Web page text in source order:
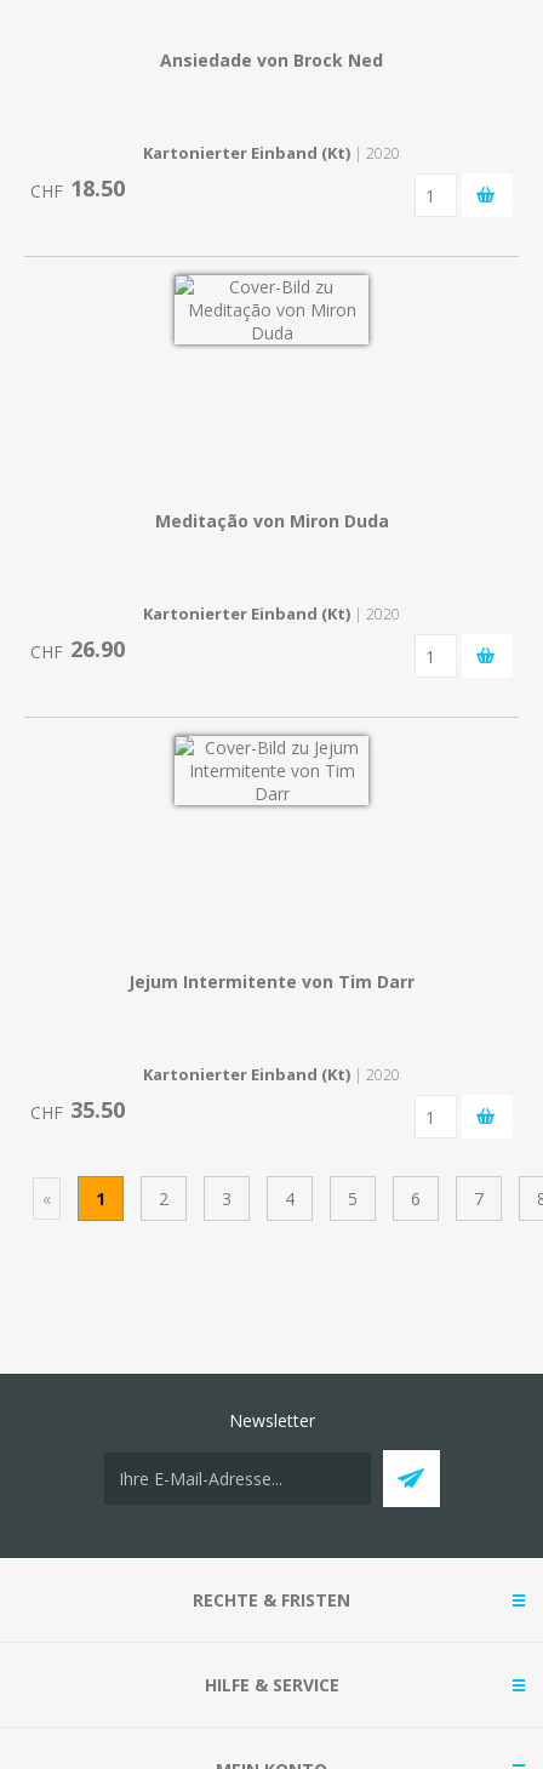
Ansiedade von Brock Ned
Kartonierter Einband (Kt) | 2020
CHF 18.50
Meditação von Miron Duda
Kartonierter Einband (Kt) | 2020
CHF 26.90
Jejum Intermitente von Tim Darr
Kartonierter Einband (Kt) | 2020
CHF 35.50
« 1 2 3 4 5 6 7
Newsletter
RECHTE & FRISTEN
HILFE & SERVICE